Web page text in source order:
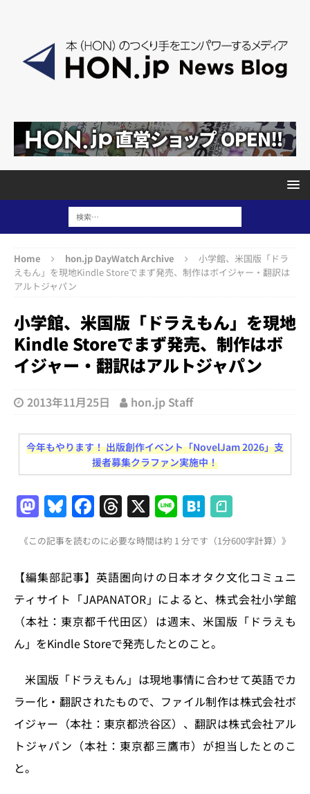
Home hon.jp DayWatch Archive
小学館、米国版「ドラ
えもん」を現地Kindle Storeでまず発売、制作はボイジャー・翻訳は
アルトジャパン
小学館、米国版「ドラえもん」を現地
Kindle Storeでまず発売、制作はボ
イジャー・翻訳はアルトジャパン
2013年11月25日 hon.jp Staff
今年もやります！ 出版創作イベント「NovelJam 2026」支
援者募集クラファン実施中！
M
a
st
o
d
o
n
Bl
u
e
s
k
y
F
a
c
e
b
o
o
T
h
re
a
d
s
X Li
n
e
H
at
e
n
a
《この記事を読むのに必要な時間は約 1 分です（1分600字計算）》
【編集部記事】英語圏向けの日本オタク文化コミュニ
ティサイト「JAPANATOR」によると、株式会社小学館
（本社：東京都千代田区）は週末、米国版「ドラえも
ん」をKindle Storeで発売したとのこと。
米国版「ドラえもん」は現地事情に合わせて英語でカ
ラー化・翻訳されたもので、ファイル制作は株式会社ボ
イジャー（本社：東京都渋谷区）、翻訳は株式会社アル
トジャパン（本社：東京都三鷹市）が担当したとのこ
と。